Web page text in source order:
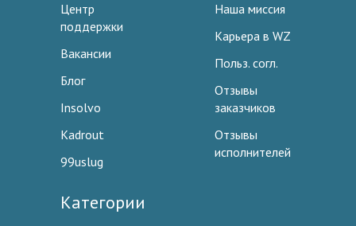
Центр
поддержки
Вакансии
Блог
Insolvo
Kadrout
99uslug
Наша миссия
Карьера в WZ
Польз. согл.
Отзывы
заказчиков
Отзывы
исполнителей
Категории